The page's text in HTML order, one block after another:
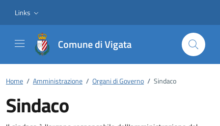
Links
Comune di Vigata
Home / Amministrazione / Organi di Governo / Sindaco
Sindaco